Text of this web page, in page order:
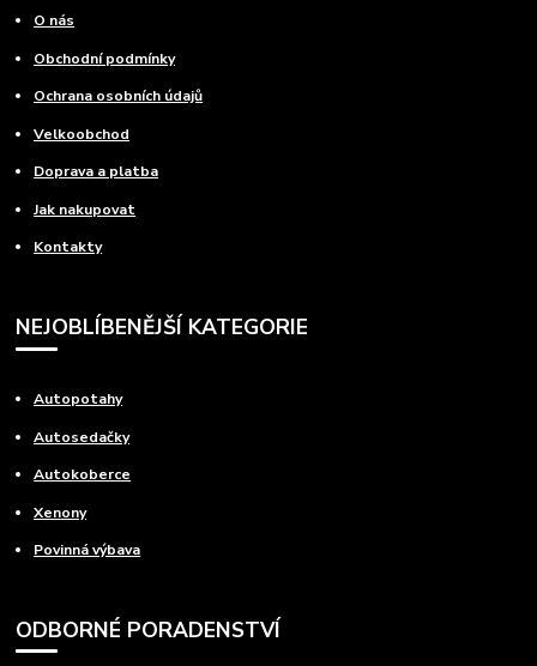
O nás
Obchodní podmínky
Ochrana osobních údajů
Velkoobchod
Doprava a platba
Jak nakupovat
Kontakty
NEJOBLÍBENĚJŠÍ KATEGORIE
Autopotahy
Autosedačky
Autokoberce
Xenony
Povinná výbava
ODBORNÉ PORADENSTVÍ